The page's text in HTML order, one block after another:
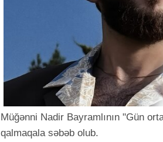
Müğənni Nadir Bayramlının "Gün
qalmaqala səbəb olub.